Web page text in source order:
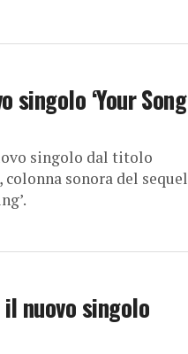
singolo ‘Your Song
singolo dal titolo
colonna sonora del sequel
nuovo singolo